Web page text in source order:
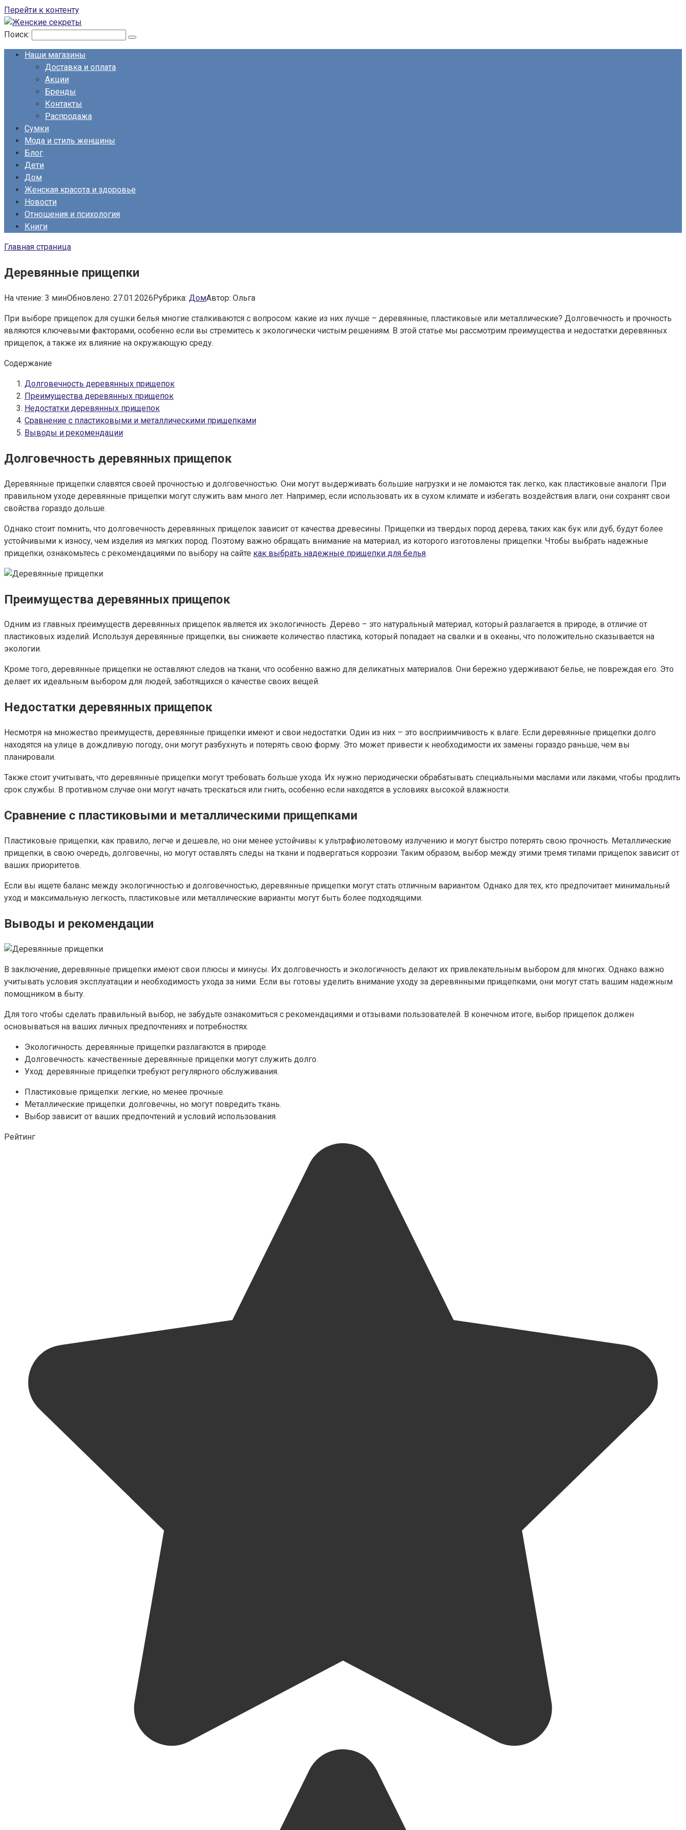
Перейти к контенту
Поиск:
Наши магазины
Доставка и оплата
Акции
Бренды
Контакты
Распродажа
Сумки
Мода и стиль женщины
Блог
Дети
Дом
Женская красота и здоровье
Новости
Отношения и психология
Книги
Главная страница
Деревянные прищепки
На чтение: 3 минОбновлено: 27.01.2026Рубрика: ДомАвтор: Ольга
При выборе прищепок для сушки белья многие сталкиваются с вопросом: какие из них лучше – деревянные, пластиковые или металлические? Долговечность и прочность
являются ключевыми факторами, особенно если вы стремитесь к экологически чистым решениям. В этой статье мы рассмотрим преимущества и недостатки деревянных
прищепок, а также их влияние на окружающую среду.
Содержание
Долговечность деревянных прищепок
Преимущества деревянных прищепок
Недостатки деревянных прищепок
Сравнение с пластиковыми и металлическими прищепками
Выводы и рекомендации
Долговечность деревянных прищепок
Деревянные прищепки славятся своей прочностью и долговечностью. Они могут выдерживать большие нагрузки и не ломаются так легко, как пластиковые аналоги. При
правильном уходе деревянные прищепки могут служить вам много лет. Например, если использовать их в сухом климате и избегать воздействия влаги, они сохранят свои
свойства гораздо дольше.
Однако стоит помнить, что долговечность деревянных прищепок зависит от качества древесины. Прищепки из твердых пород дерева, таких как бук или дуб, будут более
устойчивыми к износу, чем изделия из мягких пород. Поэтому важно обращать внимание на материал, из которого изготовлены прищепки. Чтобы выбрать надежные
прищепки, ознакомьтесь с рекомендациями по выбору на сайте как выбрать надежные прищепки для белья.
Преимущества деревянных прищепок
Одним из главных преимуществ деревянных прищепок является их экологичность. Дерево – это натуральный материал, который разлагается в природе, в отличие от
пластиковых изделий. Используя деревянные прищепки, вы снижаете количество пластика, который попадает на свалки и в океаны, что положительно сказывается на
экологии.
Кроме того, деревянные прищепки не оставляют следов на ткани, что особенно важно для деликатных материалов. Они бережно удерживают белье, не повреждая его. Это
делает их идеальным выбором для людей, заботящихся о качестве своих вещей.
Недостатки деревянных прищепок
Несмотря на множество преимуществ, деревянные прищепки имеют и свои недостатки. Один из них – это восприимчивость к влаге. Если деревянные прищепки долго
находятся на улице в дождливую погоду, они могут разбухнуть и потерять свою форму. Это может привести к необходимости их замены гораздо раньше, чем вы
планировали.
Также стоит учитывать, что деревянные прищепки могут требовать больше ухода. Их нужно периодически обрабатывать специальными маслами или лаками, чтобы продлить
срок службы. В противном случае они могут начать трескаться или гнить, особенно если находятся в условиях высокой влажности.
Сравнение с пластиковыми и металлическими прищепками
Пластиковые прищепки, как правило, легче и дешевле, но они менее устойчивы к ультрафиолетовому излучению и могут быстро потерять свою прочность. Металлические
прищепки, в свою очередь, долговечны, но могут оставлять следы на ткани и подвергаться коррозии. Таким образом, выбор между этими тремя типами прищепок зависит от
ваших приоритетов.
Если вы ищете баланс между экологичностью и долговечностью, деревянные прищепки могут стать отличным вариантом. Однако для тех, кто предпочитает минимальный
уход и максимальную легкость, пластиковые или металлические варианты могут быть более подходящими.
Выводы и рекомендации
В заключение, деревянные прищепки имеют свои плюсы и минусы. Их долговечность и экологичность делают их привлекательным выбором для многих. Однако важно
учитывать условия эксплуатации и необходимость ухода за ними. Если вы готовы уделить внимание уходу за деревянными прищепками, они могут стать вашим надежным
помощником в быту.
Для того чтобы сделать правильный выбор, не забудьте ознакомиться с рекомендациями и отзывами пользователей. В конечном итоге, выбор прищепок должен
основываться на ваших личных предпочтениях и потребностях.
Экологичность: деревянные прищепки разлагаются в природе.
Долговечность: качественные деревянные прищепки могут служить долго.
Уход: деревянные прищепки требуют регулярного обслуживания.
Пластиковые прищепки: легкие, но менее прочные.
Металлические прищепки: долговечны, но могут повредить ткань.
Выбор зависит от ваших предпочтений и условий использования.
Рейтинг